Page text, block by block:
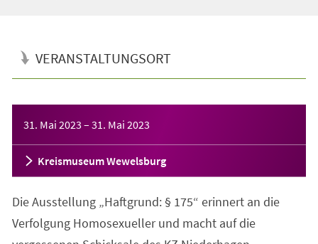
VERANSTALTUNGSORT
31. Mai 2023 – 31. Mai 2023
Kreismuseum Wewelsburg
Die Ausstellung „Haftgrund: § 175“ erinnert an die
Verfolgung Homosexueller und macht auf die